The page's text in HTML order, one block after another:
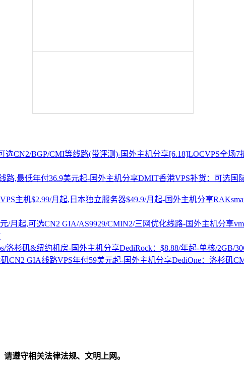
[6.18]LOCVPS全场7
DMIT香港VPS补货：可选国
DediRock：$8.88/年起-单核/2GB/
DediOne：洛杉矶
遵守相关法律法规、文明上网。